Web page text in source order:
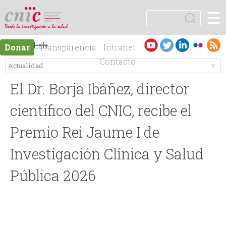
logotipo
English
Es
pa
ño
l
F
o
m
u
l
u
s
c
Donar Transparencia
Intranet
Contacto
☰
M
e
n
ú
p
El Dr. Borja Ibáñez, director
científico del CNIC, recibe el
Premio Rei Jaume I de
Investigación Clínica y Salud
Pública 2026